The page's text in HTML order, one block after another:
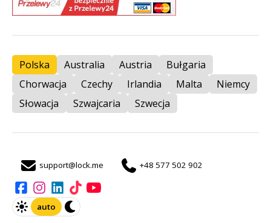
Polska Australia Austria
Bułgaria
Chorwacja
Czechy Irlandia Malta
Niemcy
Słowacja
Szwajcaria Szwecja
support@lock.me +48 577 502 902
auto